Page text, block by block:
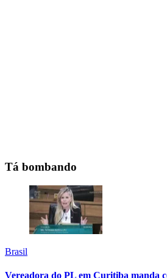
Tá bombando
Brasil
Vereadora do PL em Curitiba manda